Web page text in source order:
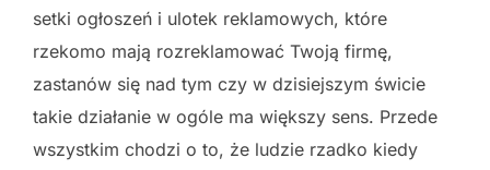
setki ogłoszeń i ulotek reklamowych, które
rzekomo mają rozreklamować Twoją firmę,
zastanów się nad tym czy w dzisiejszym świcie
takie działanie w ogóle ma większy sens. Przede
wszystkim chodzi o to, że ludzie rzadko kiedy